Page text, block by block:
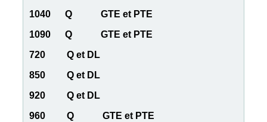
1040 Q GTE et PTE
1090 Q GTE et PTE
720 Q et DL
850 Q et DL
920 Q et DL
960 Q GTE et PTE